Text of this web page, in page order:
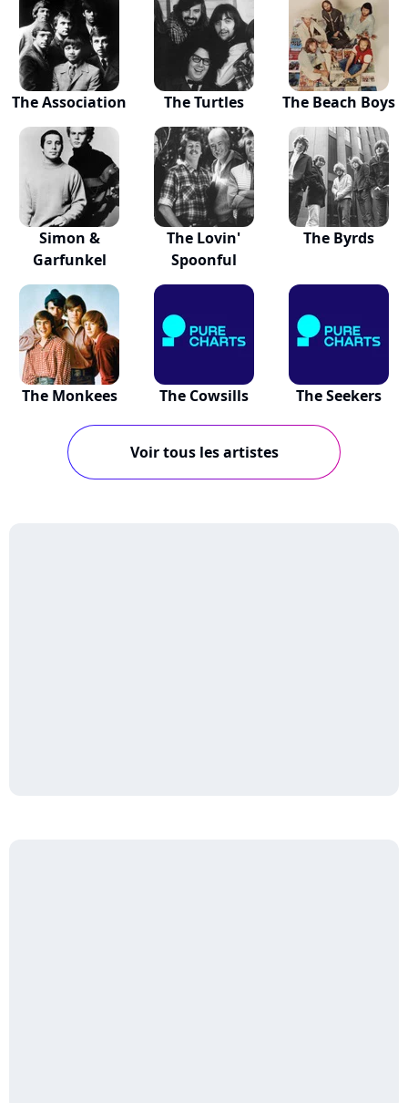
The Association The Turtles The Beach Boys
Simon &
Garfunkel
The Lovin'
Spoonful
The Byrds
The Monkees The Cowsills The Seekers
Voir tous les artistes